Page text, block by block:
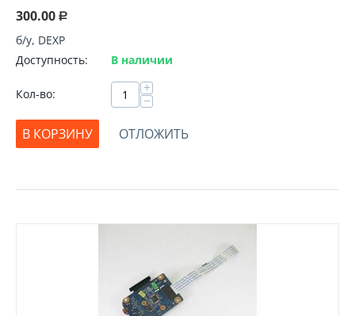
300.00 Р
б/у, DEXP
Доступность:
В наличии
Кол-во: +
−
В КОРЗИНУ
ОТЛОЖИТЬ